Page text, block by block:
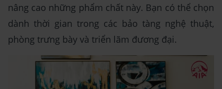
nâng cao những phẩm chất này. Bạn có thể chọn
dành thời gian trong các bảo tàng nghệ thuật,
phòng trưng bày và triển lãm đương đại.